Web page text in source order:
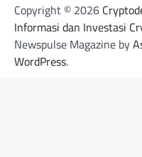
Copyright © 2026
Informasi dan Investasi
Newspulse Magazine by
WordPress.